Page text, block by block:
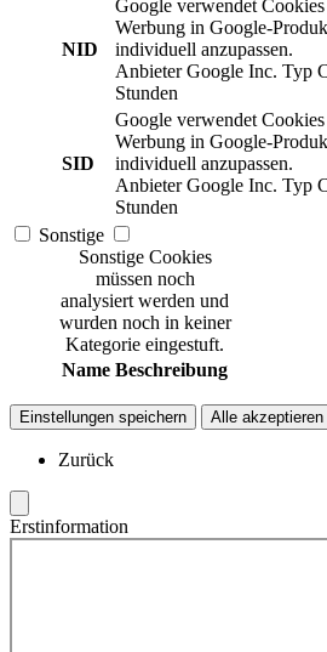
NID
Google verwendet
Werbung in Google-
individuell anzupassen.
Anbieter Google Inc. Typ
Stunden
SID
Google verwendet
Werbung in Google-
individuell anzupassen.
Anbieter Google Inc. Typ
Stunden
Sonstige
Sonstige Cookies
müssen noch
analysiert werden und
wurden noch in keiner
Kategorie eingestuft.
Name Beschreibung
Einstellungen speichern Alle akzeptieren
Zurück
Erstinformation